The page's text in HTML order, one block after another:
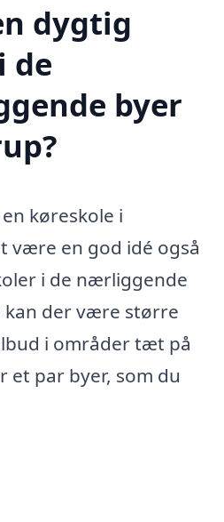
dygtig
de
byer
køreskole i
være en god idé også
i de nærliggende
kan der være større
i områder tæt på
et par byer, som du